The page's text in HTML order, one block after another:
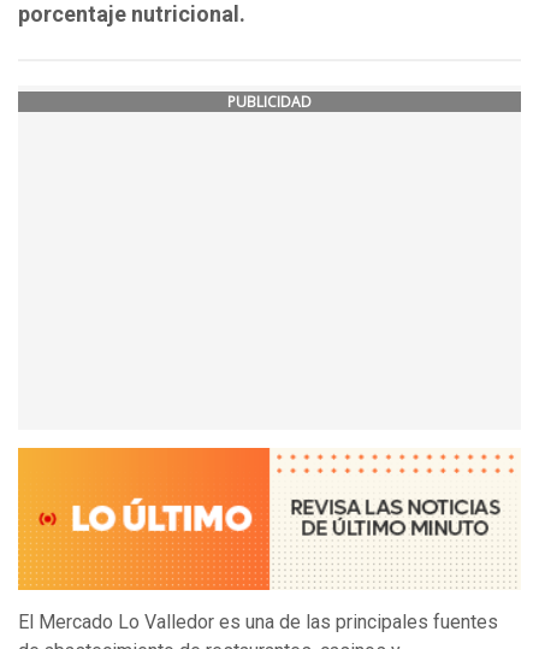
porcentaje nutricional.
PUBLICIDAD
El Mercado Lo Valledor es una de las principales fuentes